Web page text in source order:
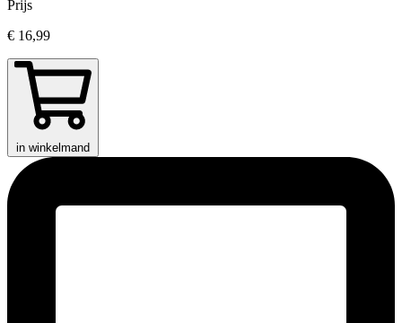
Prijs
€ 16,99
in winkelmand